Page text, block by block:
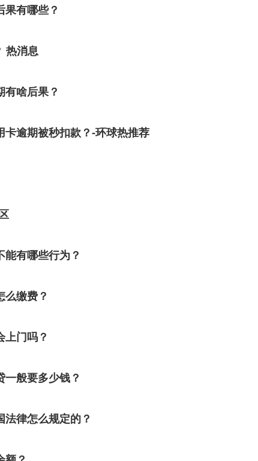
果有哪些？
热消息
有啥后果？
卡逾期被秒扣款？-环球热推荐
有哪些行为？
么缴费？
上门吗？
般要多少钱？
律怎么规定的？